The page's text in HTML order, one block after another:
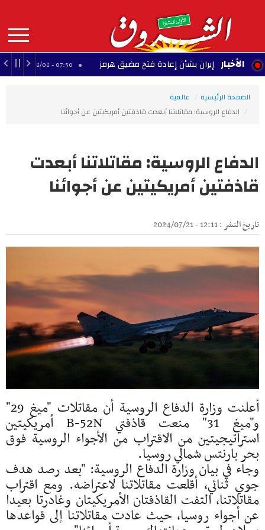
contenu
principal
MAIN
NAVIGATION الأخبار
مع إيران بشأن إعادة فتح مضيق هرمز 07:50 - 2026/08/08
الصفحة الرئيسية
عالمية
الدفاع الروسية: مقاتلاتنا أبعدت قاذفتين أمريكيتين عن أجوائنا
الدفاع الروسية: مقاتلاتنا أبعدت
قاذفتين أمريكيتين عن أجوائنا
تاريخ النشر : 12:11 - 2024/07/21
أعلنت وزارة الدفاع الروسية أن مقاتلات "ميغ 29"
و"ميغ 31" منعت قاذفتي B-52N أمريكيتين
استراتيجيتين من الاقتراب من الأجواء الروسية فوق
بحر بارنتس شمالي روسيا.
وجاء في بيان وزارة الدفاع الروسية: "بعد رصد هدف
جوي ثنائي، أقلعت مقاتلاتنا لاعتراضه. ومع اقتراب
مقاتلاتنا، التفت القاذفتان الأمريكيتان وغادرتا بعيدا
عن أجواء روسيا، حيث عادت مقاتلاتنا إلى قواعدها